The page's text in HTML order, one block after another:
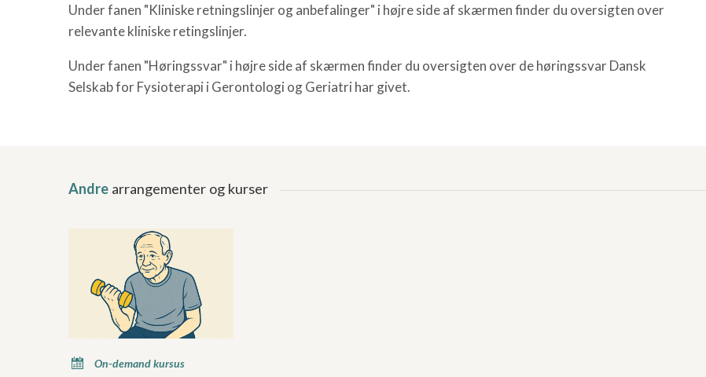
Under fanen "Kliniske retningslinjer og anbefalinger" i højre side af skærmen finder du oversigten over
relevante kliniske retingslinjer.
Under fanen "Høringssvar" i højre side af skærmen finder du oversigten over de høringssvar Dansk
Selskab for Fysioterapi i Gerontologi og Geriatri har givet.
Andre arrangementer og kurser
x On-demand kursus